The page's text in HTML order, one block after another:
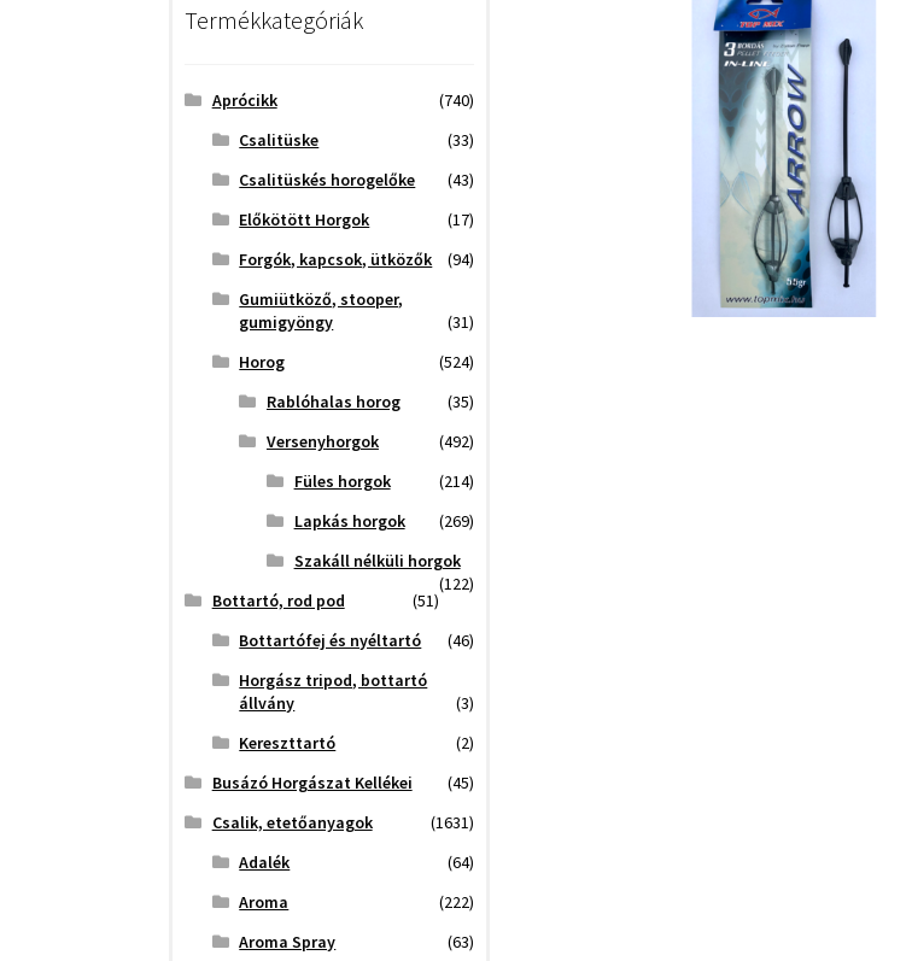
Termékkategóriák
Aprócikk
(740)
Csalitüske
(33)
Csalitüskés horogelőke
(43)
Előkötött Horgok
(17)
Forgók, kapcsok, ütközők
(94)
Gumiütköző, stooper,
gumigyöngy
(31)
Horog
(524)
Rablóhalas horog
(35)
Versenyhorgok
(492)
Füles horgok
(214)
Lapkás horgok
(269)
Szakáll nélküli horgok
(122)
Bottartó, rod pod
(51)
Bottartófej és nyéltartó
(46)
Horgász tripod, bottartó
állvány
(3)
Kereszttartó
(2)
Busázó Horgászat Kellékei
(45)
Csalik, etetőanyagok
(1631)
Adalék
(64)
Aroma
(222)
Aroma Spray
(63)